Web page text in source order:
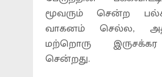
மூவரும் சென்ற
வாகனம் செல்ல,
மற்றொரு
சென்றது.